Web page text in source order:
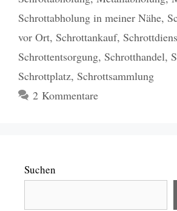
Schrottabholung in meiner Nähe,
vor Ort, Schrottankauf,
Schrottentsorgung, Schrotthandel,
Schrottplatz, Schrottsammlung
2 Kommentare
Suchen